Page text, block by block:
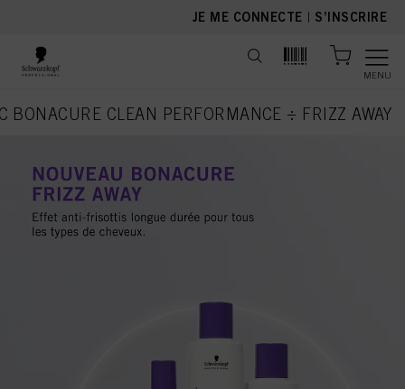
JE ME CONNECTE | S’INSCRIRE
MENU
BONACURE CLEAN PERFORMANCE ÷ FRIZZ AWAY
current page